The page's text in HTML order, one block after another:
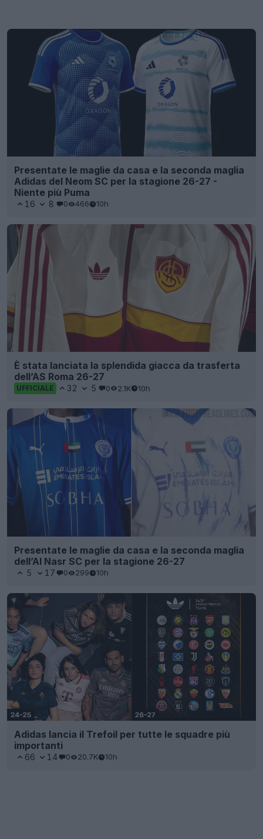
Presentate le maglie da casa e la seconda maglia
Adidas del Neom SC per la stagione 26-27 -
Niente più Puma
16 8 0 466 10h
È stata lanciata la splendida giacca da trasferta
dell’AS Roma 26-27
UFFICIALE 32 5 0 2.1K 10h
Presentate le maglie da casa e la seconda maglia
dell’Al Nasr SC per la stagione 26-27
5 17 0 299 10h
Adidas lancia il Trefoil per tutte le squadre più
importanti
66 14 0 20.7K 10h